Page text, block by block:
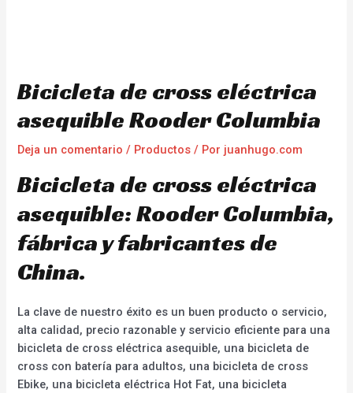
Bicicleta de cross eléctrica
asequible Rooder Columbia
Deja un comentario / Productos / Por juanhugo.com
Bicicleta de cross eléctrica
asequible: Rooder Columbia,
fábrica y fabricantes de
China.
La clave de nuestro éxito es un buen producto o servicio,
alta calidad, precio razonable y servicio eficiente para una
bicicleta de cross eléctrica asequible, una bicicleta de
cross con batería para adultos, una bicicleta de cross
Ebike, una bicicleta eléctrica Hot Fat, una bicicleta